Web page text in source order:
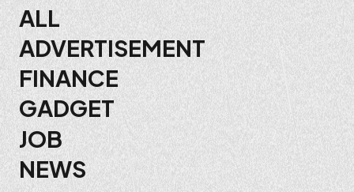
ゲ
ー
シ
ョ
ン
ALL
ADVERTISEMENT
FINANCE
GADGET
JOB
NEWS